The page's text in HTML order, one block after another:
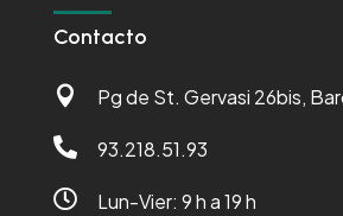
Contacto

Pg de St. Gervasi 26bis,

93.218.51.93

Lun-Vier: 9 h a 19 h